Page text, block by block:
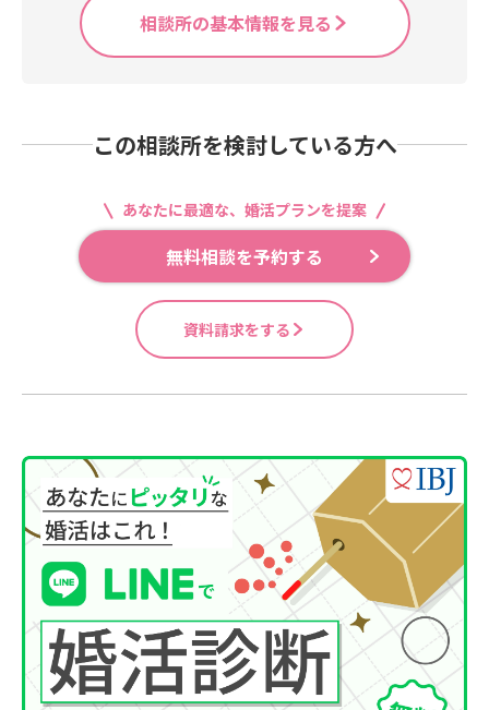
相談所の基本情報を見る
この相談所を検討している方へ
あなたに最適な、婚活プランを提案
無料相談を予約する
資料請求をする